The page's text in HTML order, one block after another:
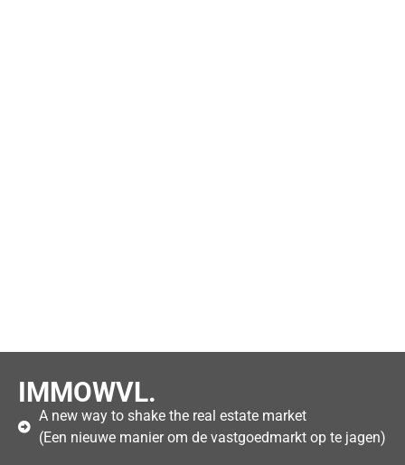
IMMOWVL.
A new way to shake the real estate market
(Een nieuwe manier om de vastgoedmarkt op te jagen)